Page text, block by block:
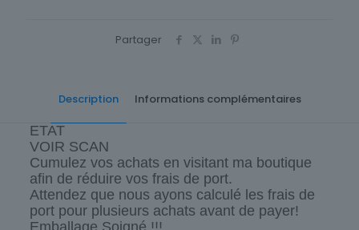
Partager
Description Informations complémentaires
ETAT
VOIR SCAN
Cumulez vos achats en visitant ma boutique
afin de réduire vos frais de port.
Attendez que nous ayons calculé les frais de
port pour plusieurs achats avant de payer!